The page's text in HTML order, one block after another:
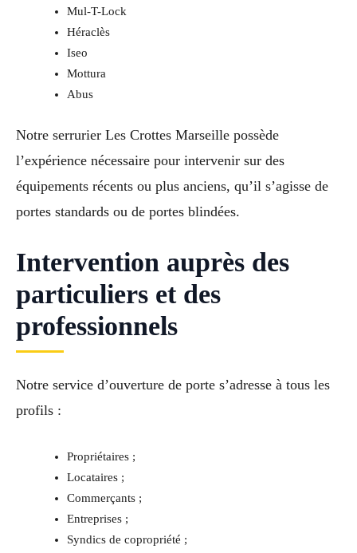
Mul-T-Lock
Héraclès
Iseo
Mottura
Abus
Notre serrurier Les Crottes Marseille possède
l’expérience nécessaire pour intervenir sur des
équipements récents ou plus anciens, qu’il s’agisse de
portes standards ou de portes blindées.
Intervention auprès des
particuliers et des
professionnels
Notre service d’ouverture de porte s’adresse à tous les
profils :
Propriétaires ;
Locataires ;
Commerçants ;
Entreprises ;
Syndics de copropriété ;